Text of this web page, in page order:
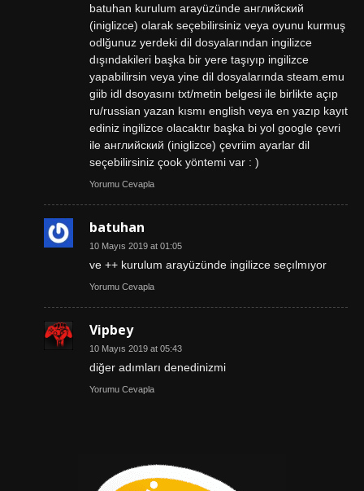
batuhan kurulum arayüzünde английский
(iniglizce) olarak seçebilirsiniz veya oyunu kurmuş
odlğunuz yerdeki dil dosyalarından ingilizce
dışındakileri başka bir yere taşıyıp ingilizce
yapabilirsin veya yine dil dosyalarında steam.emu
giib idl dsoyasını txt/metin belgesi ile birlikte açıp
ru/russian yazan kısmı english veya en yazıp kayıt
ediniz ingilizce olacaktır başka bi yol google çevri
ile английский (iniglizce) çevriim ayarlar dil
seçebilirsiniz çook yöntemi var : )
Yorumu Cevapla
batuhan
10 Mayıs 2019 at 01:05
ve ++ kurulum arayüzünde ingilizce seçılmıyor
Yorumu Cevapla
Vipbey
10 Mayıs 2019 at 05:43
diğer adımları denedinizmi
Yorumu Cevapla